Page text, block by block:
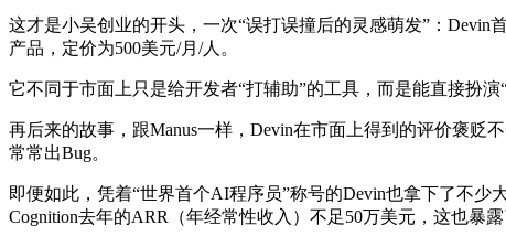
这才是小吴创业的开头，一次“误打误撞后的灵感萌发”：
产品，定价为500美元/月/人。
它不同于市面上只是给开发者“打辅助”的工具，而是能直接扮
再后来的故事，跟Manus一样，Devin在市面上得到的评价褒贬
常常出Bug。
即便如此，凭着“世界首个AI程序员”称号的Devin也拿下了不少
Cognition去年的ARR（年经常性收入）不足50万美元，这也暴